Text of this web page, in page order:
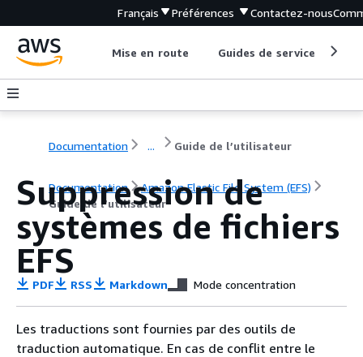
Français Préférences Contactez-nous
Mise en route Guides de service
Documentation ... Guide de l’utilisateur
Documentation
Amazon Elastic File System (EFS)
Guide de l’utilisateur
Suppression de
systèmes de fichiers
EFS
PDF RSS Markdown Mode concentration
Les traductions sont fournies par des outils de
traduction automatique. En cas de conflit entre le